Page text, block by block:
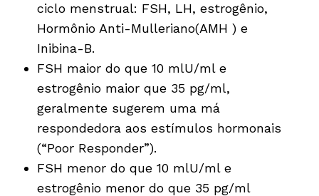
ciclo menstrual: FSH, LH, estrogênio,
Hormônio Anti-Mulleriano(AMH ) e
Inibina-B.
FSH maior do que 10 mlU/ml e
estrogênio maior que 35 pg/ml,
geralmente sugerem uma má
respondedora aos estímulos hormonais
(“Poor Responder”).
FSH menor do que 10 mlU/ml e
estrogênio menor do que 35 pg/ml